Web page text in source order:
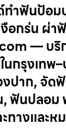
ทำฟันป้อ
อกร่น ผ่
— บริ
นกรุงเท
ปาก, จัด
ฟันปลอม
ทางและ